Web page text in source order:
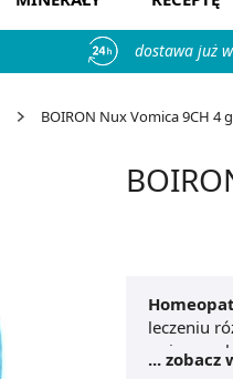
dostawa już
BOIRON Nux Vomica 9CH 4 g
leczeniu
... zobacz